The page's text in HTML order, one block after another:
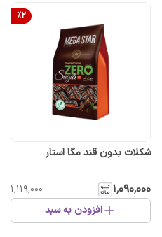
%2
شکلات بدون قند مگا استار
۱٬۰۹۰٬۰۰۰ ۱٬۱۱۹٬۰۰۰
افزودن به سبد